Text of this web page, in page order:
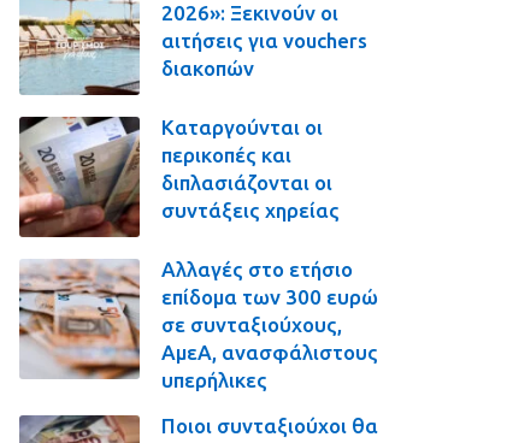
2026»: Ξεκινούν οι
αιτήσεις για vouchers
διακοπών
Καταργούνται οι
περικοπές και
διπλασιάζονται οι
συντάξεις χηρείας
Αλλαγές στο ετήσιο
επίδομα των 300 ευρώ
σε συνταξιούχους,
ΑμεΑ, ανασφάλιστους
υπερήλικες
Ποιοι συνταξιούχοι θα